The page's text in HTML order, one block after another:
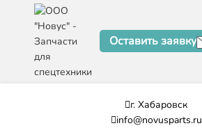
Оставить заявку
г. Хабаровск
info@novusparts.ru